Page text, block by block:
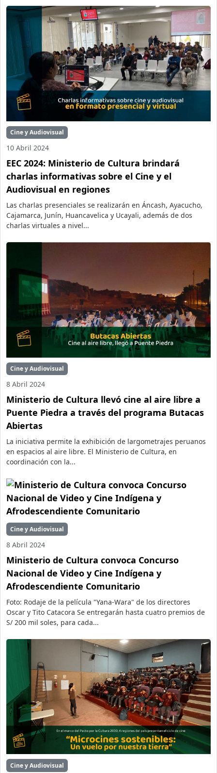
Cine y Audiovisual
10 Abril 2024
EEC 2024: Ministerio de Cultura brindará
charlas informativas sobre el Cine y el
Audiovisual en regiones
Las charlas presenciales se realizarán en Áncash, Ayacucho,
Cajamarca, Junín, Huancavelica y Ucayali, además de dos
charlas virtuales a nivel...
Cine y Audiovisual
8 Abril 2024
Ministerio de Cultura llevó cine al aire libre a
Puente Piedra a través del programa Butacas
Abiertas
La iniciativa permite la exhibición de largometrajes peruanos
en espacios al aire libre. El Ministerio de Cultura, en
coordinación con la...
Cine y Audiovisual
8 Abril 2024
Ministerio de Cultura convoca Concurso
Nacional de Video y Cine Indígena y
Afrodescendiente Comunitario
Foto: Rodaje de la película "Yana-Wara" de los directores
Oscar y Tito Catacora Se entregarán hasta cuatro premios de
S/ 200 mil soles, para cada...
Cine y Audiovisual